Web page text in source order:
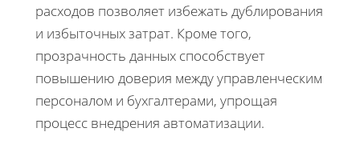
расходов позволяет избежать дублирования
и избыточных затрат. Кроме того,
прозрачность данных способствует
повышению доверия между управленческим
персоналом и бухгалтерами, упрощая
процесс внедрения автоматизации.